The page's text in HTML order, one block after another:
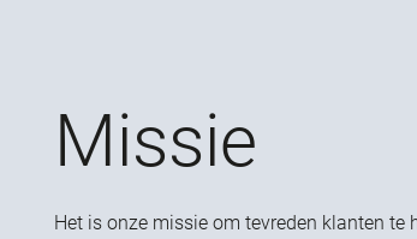
Missie
Het is onze missie om tevreden klanten te